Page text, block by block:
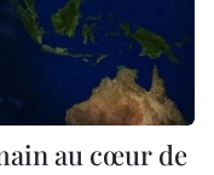
au cœur de